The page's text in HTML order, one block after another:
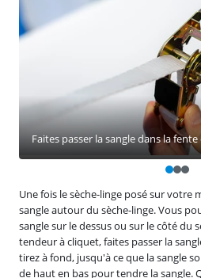
Une fois le sèche-linge posé sur votre
sangle autour du sèche-linge. Vous
sangle sur le dessus ou sur le côté du
tendeur à cliquet, faites passer la
tirez à fond, jusqu'à ce que la sangle
de haut en bas pour tendre la sangle.
Faites passer la sangle dans la